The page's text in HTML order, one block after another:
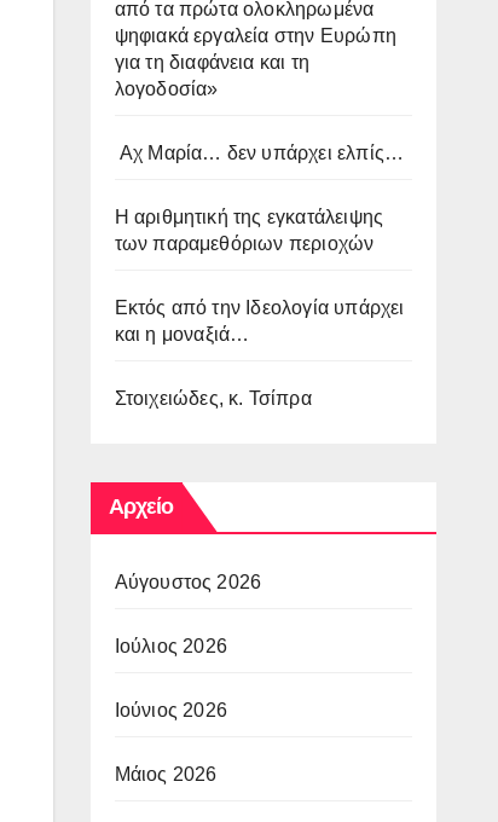
από τα πρώτα ολοκληρωμένα
ψηφιακά εργαλεία στην Ευρώπη
για τη διαφάνεια και τη
λογοδοσία»
Αχ Μαρία… δεν υπάρχει ελπίς…
Η αριθμητική της εγκατάλειψης
των παραμεθόριων περιοχών
Εκτός από την Ιδεολογία υπάρχει
και η μοναξιά…
Στοιχειώδες, κ. Τσίπρα
Αρχείο
Αύγουστος 2026
Ιούλιος 2026
Ιούνιος 2026
Μάιος 2026